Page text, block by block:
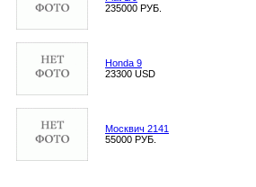
235000 РУБ.
Honda 9
23300 USD
Москвич 2141
55000 РУБ.